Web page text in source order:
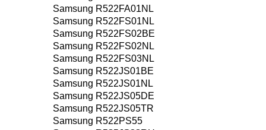
Samsung R522FA01NL
Samsung R522FS01NL
Samsung R522FS02BE
Samsung R522FS02NL
Samsung R522FS03NL
Samsung R522JS01BE
Samsung R522JS01NL
Samsung R522JS05DE
Samsung R522JS05TR
Samsung R522PS55